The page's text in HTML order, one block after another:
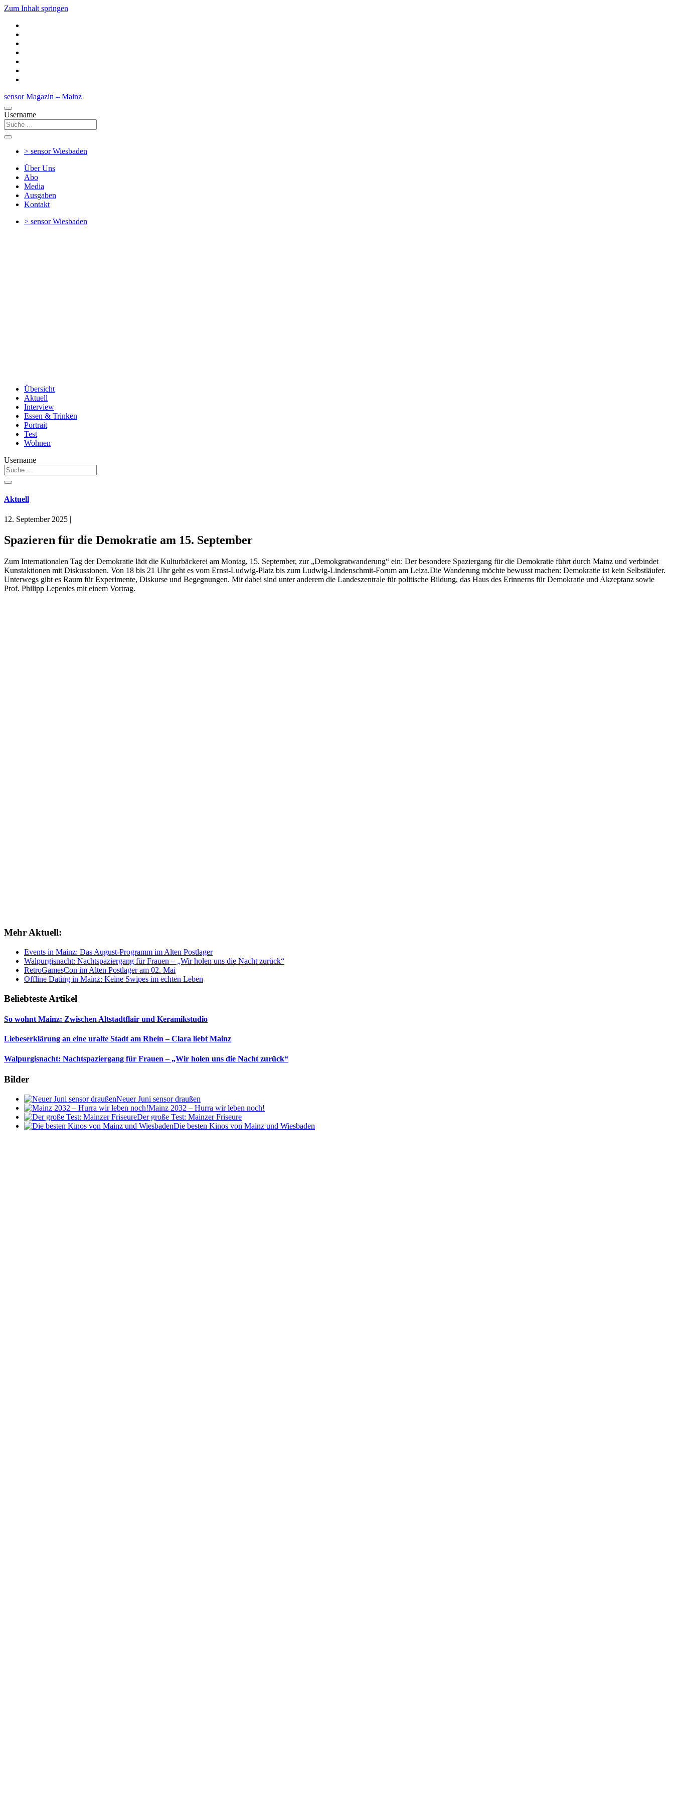
Zum Inhalt springen
sensor Magazin – Mainz
Username
> sensorWiesbaden
Über Uns
Abo
Media
Ausgaben
Kontakt
> sensorWiesbaden
Übersicht
Aktuell
Interview
Essen & Trinken
Portrait
Test
Wohnen
Username
Aktuell
12. September 2025 |
Spazieren für die Demokratie am 15. September
Zum Internationalen Tag der Demokratie lädt die Kulturbäckerei am Montag, 15. September, zur „Demokgratwanderung“ ein: Der besondere Spaziergang für die Demokratie führt durch Mainz und verbindet
Kunstaktionen mit Diskussionen. Von 18 bis 21 Uhr geht es vom Ernst-Ludwig-Platz bis zum Ludwig-Lindenschmit-Forum am Leiza.Die Wanderung möchte bewusst machen: Demokratie ist kein Selbstläufer.
Unterwegs gibt es Raum für Experimente, Diskurse und Begegnungen. Mit dabei sind unter anderem die Landeszentrale für politische Bildung, das Haus des Erinnerns für Demokratie und Akzeptanz sowie
Prof. Philipp Lepenies mit einem Vortrag.
Mehr Aktuell:
Events in Mainz: Das August-Programm im Alten Postlager
Walpurgisnacht: Nachtspaziergang für Frauen – „Wir holen uns die Nacht zurück“
RetroGamesCon im Alten Postlager am 02. Mai
Offline Dating in Mainz: Keine Swipes im echten Leben
Beliebteste Artikel
So wohnt Mainz: Zwischen Altstadtflair und Keramikstudio
Liebeserklärung an eine uralte Stadt am Rhein – Clara liebt Mainz
Walpurgisnacht: Nachtspaziergang für Frauen – „Wir holen uns die Nacht zurück“
Bilder
Neuer Juni sensor draußen
Mainz 2032 – Hurra wir leben noch!
Der große Test: Mainzer Friseure
Die besten Kinos von Mainz und Wiesbaden